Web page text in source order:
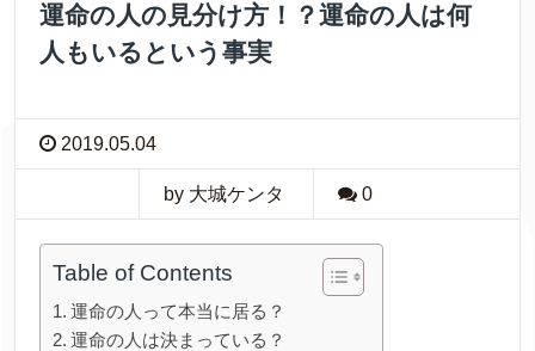
運命の人の見分け方！？運命の人は何
人もいるという事実
2019.05.04
by 大城ケンタ 0
Table of Contents
運命の人って本当に居る？
運命の人は決まっている？